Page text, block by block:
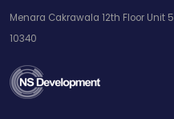
Menara Cakrawala 12th Floor Unit
10340